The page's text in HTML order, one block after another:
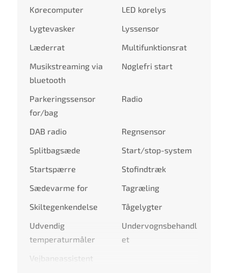
Kørecomputer
LED kørelys
Lygtevasker
Lyssensor
Læderrat
Multifunktionsrat
Musikstreaming via
bluetooth
Nøglefri start
Parkeringssensor
for/bag
Radio
DAB radio
Regnsensor
Splitbagsæde
Start/stop-system
Startspærre
Stofindtræk
Sædevarme for
Tagræling
Skiltegenkendelse
Tågelygter
Udvendig
temperaturmåler
Undervognsbehandl
et
Vejbaneassistent